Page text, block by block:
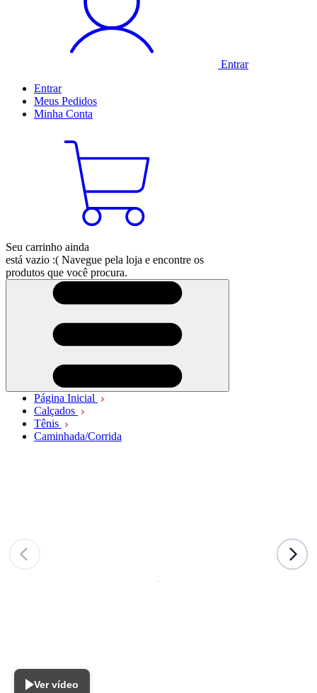
Entrar
Entrar
Meus Pedidos
Minha Conta
Seu carrinho ainda
está vazio :( Navegue pela loja e encontre os
produtos que você procura.
Página Inicial
Calçados
Tênis
Caminhada/Corrida
Ver vídeo